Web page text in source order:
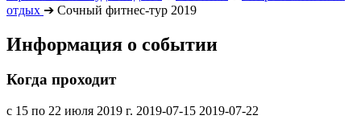
отдых ➔ Сочный фитнес-тур 2019
Информация о событии
Когда проходит
с 15 по 22 июля 2019 г. 2019-07-15 2019-07-22